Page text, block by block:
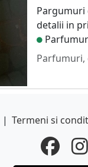
Pargumuri
detalii in
Parfumuri,
| Termeni si